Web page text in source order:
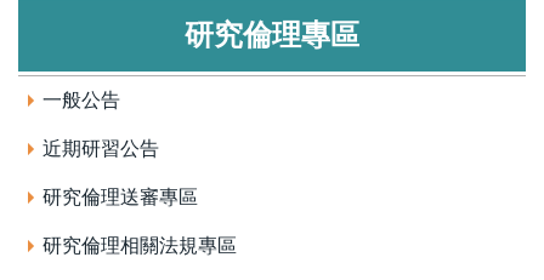
研究倫理專區
一般公告
近期研習公告
研究倫理送審專區
研究倫理相關法規專區